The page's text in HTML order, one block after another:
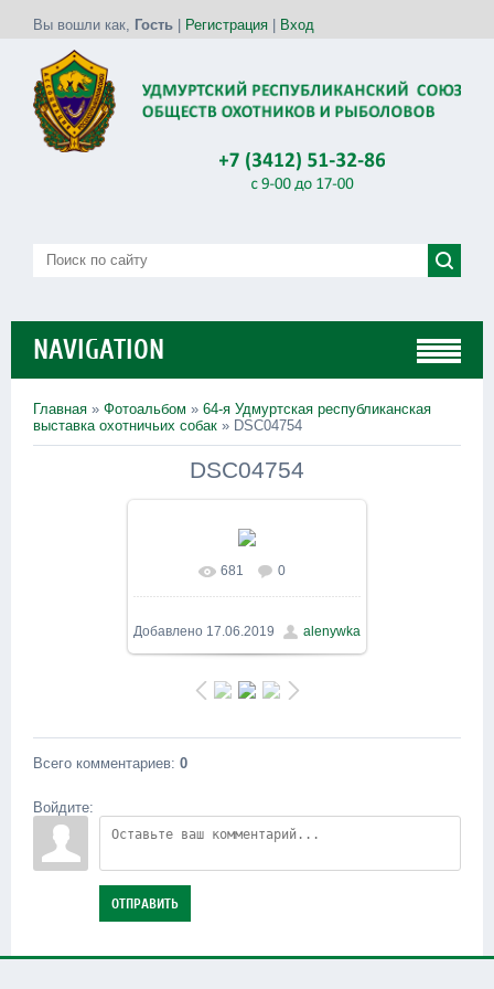
Вы вошли как, Гость Регистрация Вход
NAVIGATION
Главная » Фотоальбом » 64-я Удмуртская республиканская
выставка охотничьих собак » DSC04754
DSC04754
В реальном размере
/ 294.2Kb
681 0
Добавлено 17.06.2019 alenywka
Всего комментариев: 0
Войдите:
ОТПРАВИТЬ